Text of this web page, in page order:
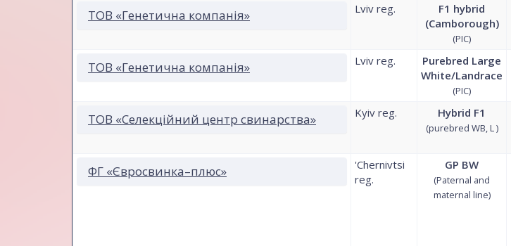
ТОВ «Генетична компанія» Lviv reg.
F1 hybrid
(Camborough)
(PIC)
ТОВ «Генетична компанія» Lviv reg.
Purebred Large
White/Landrace
(PIC)
ТОВ «Селекційний центр свинарства» Kyiv reg. Hybrid F1
(purebred WB, L )
ФГ «Євросвинка–плюс»
'Chernivtsi
reg.
GP BW
(Paternal and
maternal line)